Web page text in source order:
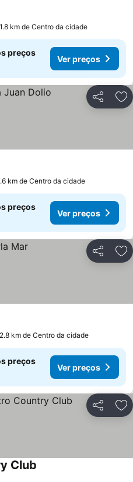
km de Centro da cidade
preços
Ver preços
Partilhar
km de Centro da cidade
preços
Ver preços
Partilhar
km de Centro da cidade
preços
Ver preços
Partilhar
Club